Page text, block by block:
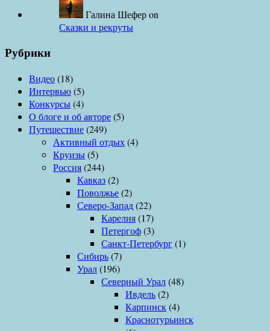
Галина Шеферon
Сказки и рекруты
Рубрики
Видео(18)
Интервью(5)
Конкурсы(4)
О блоге и об авторе(5)
Путешествие(249)
Активный отдых(4)
Круизы(5)
Россия(244)
Кавказ(2)
Поволжье(2)
Северо-Запад(22)
Карелия(17)
Петергоф(3)
Санкт-Петербург(1)
Сибирь(7)
Урал(196)
Северный Урал(48)
Ивдель(2)
Карпинск(4)
Краснотурьинск